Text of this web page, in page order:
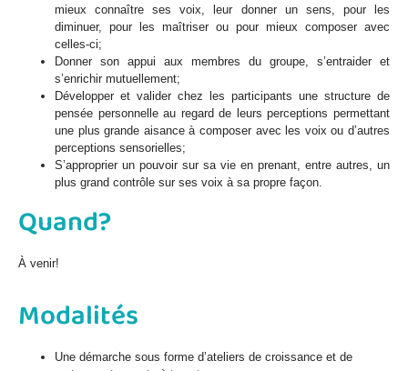
mieux connaître ses voix, leur donner un sens, pour les
diminuer, pour les maîtriser ou pour mieux composer avec
celles-ci;
Donner son appui aux membres du groupe, s’entraider et
s’enrichir mutuellement;
Développer et valider chez les participants une structure de
pensée personnelle au regard de leurs perceptions permettant
une plus grande aisance à composer avec les voix ou d’autres
perceptions sensorielles;
S’approprier un pouvoir sur sa vie en prenant, entre autres, un
plus grand contrôle sur ses voix à sa propre façon.
Quand?
À venir!
Modalités
Une démarche sous forme d’ateliers de croissance et de